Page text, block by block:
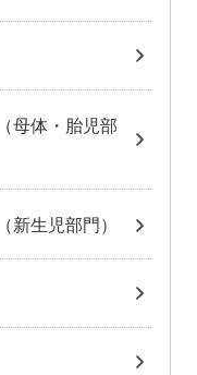
母体・胎児部
生児部門）